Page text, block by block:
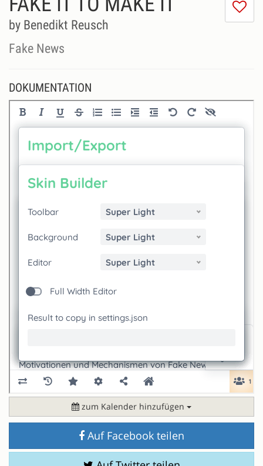
by Benedikt Reusch
Fake News
DOKUMENTATION
zum Kalender hinzufügen
Auf Facebook teilen